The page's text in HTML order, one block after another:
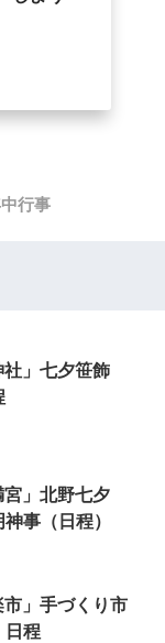
行事
」七夕笹飾
」北野七夕
事（日程）
」手づくり市
日程